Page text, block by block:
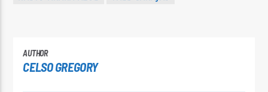
AUTHOR
CELSO GREGORY